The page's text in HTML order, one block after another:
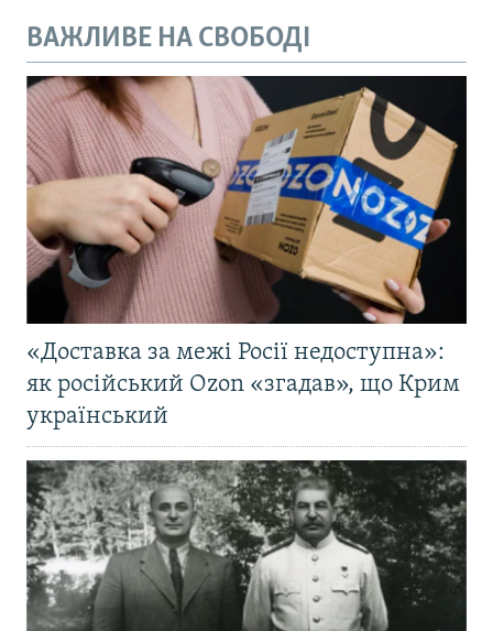
ВАЖЛИВЕ НА СВОБОДІ
«Доставка за межі Росії недоступна»:
як російський Ozon «згадав», що Крим
український